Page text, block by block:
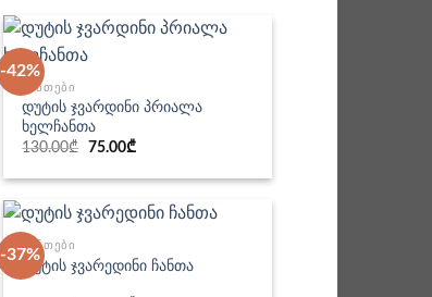
-42%
ᲩᲐᲜᲗᲔᲑᲘ
დუტის ჯვარდინი პრიალა
ხელჩანთა
130.00₾ Original
was:
75.00₾Current
is:
-37%
ᲩᲐᲜᲗᲔᲑᲘ
დუტის ჯვარედინი ჩანთა